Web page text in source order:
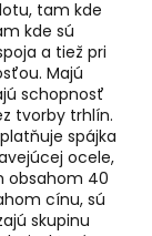
tam kde
kde sú
a tiež pri
Majú
schopnosť
tvorby trhlín.
spájka
ocele,
obsahom 40
cínu, sú
skupinu